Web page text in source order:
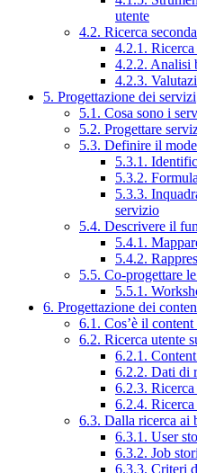
utente
4.2. Ricerca
4.2.1.
4.2.2. Analisi
4.2.3.
5. Progettazione dei servizi
5.1. Cosa sono i
5.2. Progettare
5.3. Definire il
5.3.1.
5.3.2.
5.3.3.
servizio
5.4. Descrivere il
5.4.1.
5.4.2.
5.5. Co-progettare
5.5.1.
6. Progettazione dei
6.1. Cos’è il content
6.2. Ricerca utente
6.2.1.
6.2.2. Dati di
6.2.3.
6.2.4.
6.3. Dalla ricerca ai
6.3.1. User
6.3.2. Job
6.3.3. Criteri